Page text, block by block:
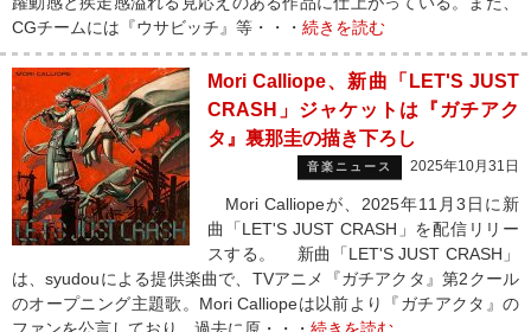
CGチームには『ウサビッチ』等・・・ 続きを読む
Mori Calliope、新曲「LET'S JUST
CRASH」ジャケットは『ガチアク
タ』裏那圭の描き下ろし
音楽ニュース 2025年10月31日
Mori Calliopeが、2025年11月3日に新
曲「LET'S JUST CRASH」を配信リリー
スする。 新曲「LET'S JUST CRASH」
は、syudouによる提供楽曲で、TVアニメ『ガチアクタ』第2クール
のオープニング主題歌。Mori Calliopeは以前より『ガチアクタ』の